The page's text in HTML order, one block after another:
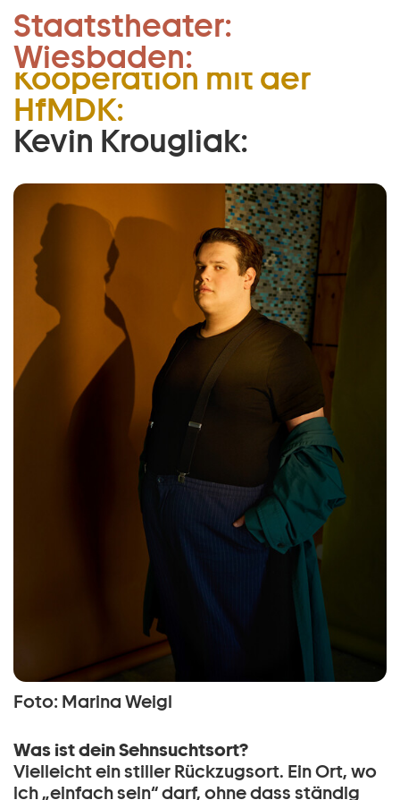
Zum Hauptinhalt springen
Zum Footer springen
Staatstheater:
Wiesbaden:
Mitglied des „Studiojahr
Schauspiel“ in
Kooperation mit der
HfMDK:
Kevin Krougliak:
Foto: Marina Weigl
Was ist dein Sehnsuchtsort?
Vielleicht ein stiller Rückzugsort. Ein Ort, wo
ich „einfach sein“ darf, ohne dass ständig